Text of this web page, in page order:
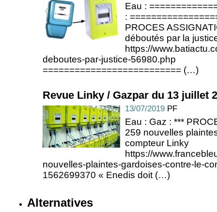
Eau :
:
PROCES
déboutés par la
https://
deboutes-par-justice-56980.php
========================== (…)
Revue Linky / Gazpar du 13 juillet
13/07/2019 PF
Eau : Gaz : ***
259 nouvelles
compteur Linky
https://
nouvelles-plaintes-gardoises-contre-le-
1562699370 « Enedis doit (…)
Alternatives